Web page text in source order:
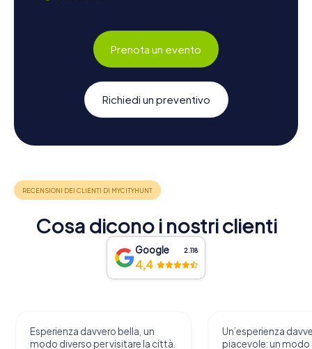
Prenota un evento
Richiedi un preventivo
Cosa dicono i nostri clienti
Google 2.118
4,4
Esperienza davvero bella, un
modo diverso per visitare la città.
Un’esperienza
piacevole: un modo